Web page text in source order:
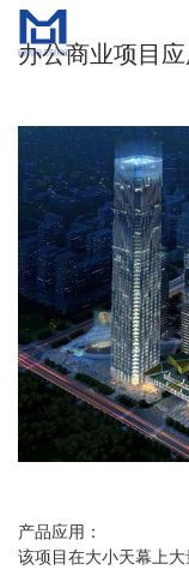
办公商业项目应
产品应用：
该项目在大小天幕上大